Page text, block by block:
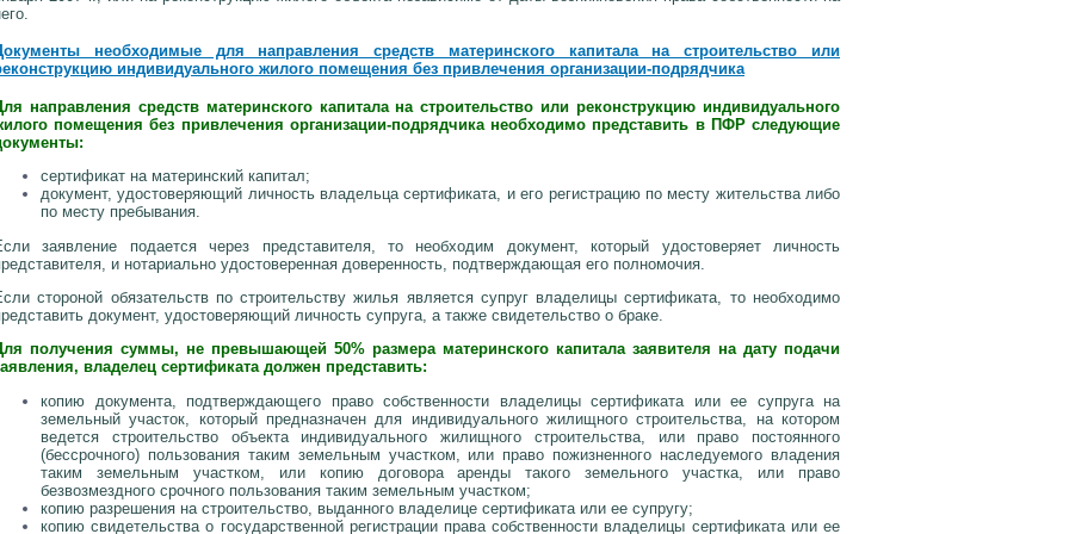
необходимые для направления средств материнского капитала на строительство или
индивидуального жилого помещения без привлечения организации-подрядчика
направления средств материнского капитала на строительство или реконструкцию индивидуального
помещения без привлечения организации-подрядчика необходимо представить в ПФР следующие
сертификат на материнский капитал;
документ, удостоверяющий личность владельца сертификата, и его регистрацию по месту жительства либо
по месту пребывания.
заявление подается через представителя, то необходим документ, который удостоверяет личность
и нотариально удостоверенная доверенность, подтверждающая его полномочия.
стороной обязательств по строительству жилья является супруг владелицы сертификата, то необходимо
документ, удостоверяющий личность супруга, а также свидетельство о браке.
получения суммы, не превышающей 50% размера материнского капитала заявителя на дату подачи
владелец сертификата должен представить:
копию документа, подтверждающего право собственности владелицы сертификата или ее супруга на
земельный участок, который предназначен для индивидуального жилищного строительства, на котором
ведется строительство объекта индивидуального жилищного строительства, или право постоянного
(бессрочного) пользования таким земельным участком, или право пожизненного наследуемого владения
таким земельным участком, или копию договора аренды такого земельного участка, или право
безвозмездного срочного пользования таким земельным участком;
копию разрешения на строительство, выданного владелице сертификата или ее супругу;
копию свидетельства о государственной регистрации права собственности владелицы сертификата или ее